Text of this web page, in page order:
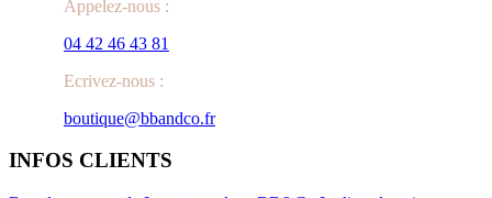
Appelez-nous :
04 42 46 43 81
Ecrivez-nous :
boutique@bbandco.fr
INFOS CLIENTS